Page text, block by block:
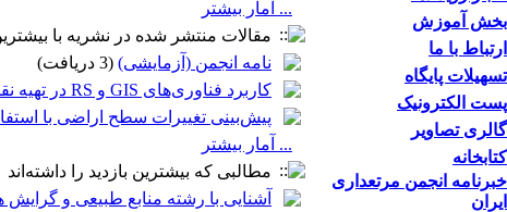
بخش آموزش
ارتباط با ما
تسهیلات پایگاه
پست الکترونیک
گالری تصاویر
کتابخانه
خبرنامه انجمن مرتعداری
ایران
... آمار بیشتر
مقالات منتشر شده در نشریه با
نامه انجمن (آزمایشی) (3 دریافت)
کاربرد فناوری‌های GIS و RS در تهیه نقشه پیش‌بینی توزیع مکانی گونه‌های گیاهی (مطالعه موردی: مراتع طالقان میانی)
پیش‌بینی تغییرات سطح اراضی با
... آمار بیشتر
مطالبی که بیشترین بازدید را داشته‌اند
آشنایی با رشته منابع طبیعی و گرایش